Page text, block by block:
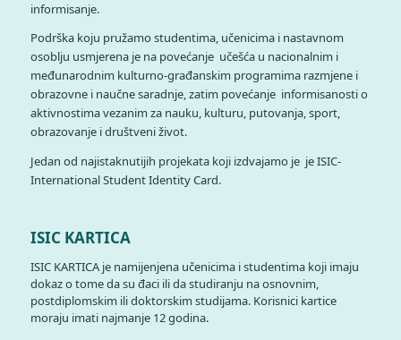
informisanje.
Podrška koju pružamo studentima, učenicima i nastavnom
osoblju usmjerena je na povećanje učešća u nacionalnim i
međunarodnim kulturno-građanskim programima razmjene i
obrazovne i naučne saradnje, zatim povećanje informisanosti o
aktivnostima vezanim za nauku, kulturu, putovanja, sport,
obrazovanje i društveni život.
Jedan od najistaknutijih projekata koji izdvajamo je je ISIC-
International Student Identity Card.
ISIC KARTICA
ISIC KARTICA je namijenjena učenicima i studentima koji imaju
dokaz o tome da su đaci ili da studiranju na osnovnim,
postdiplomskim ili doktorskim studijama. Korisnici kartice
moraju imati najmanje 12 godina.